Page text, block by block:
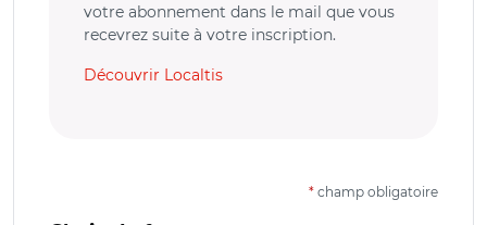
votre abonnement dans le mail que vous
recevrez suite à votre inscription.
Découvrir Localtis
* champ obligatoire